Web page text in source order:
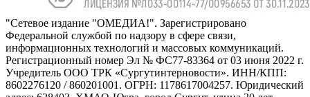
"Сетевое издание "ОМЕДИА!". Зарегистрировано
Федеральной службой по надзору в сфере связи,
информационных технологий и массовых коммуникаций.
Регистрационный номер Эл № ФС77-83364 от 03 июня 2022 г.
Учредитель ООО ТРК «Сургутинтерновости». ИНН/КПП:
8602276120 / 860201001. ОГРН: 1178617004257. Юридический